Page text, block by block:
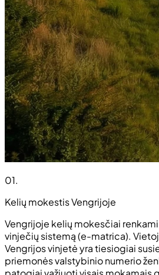
01.
Kelių mokestis Vengrijoje
Vengrijoje kelių mokesčiai
vinječių sistemą (e-matrica).
Vengrijos vinjetė yra tiesiogiai
priemonės valstybinio numerio